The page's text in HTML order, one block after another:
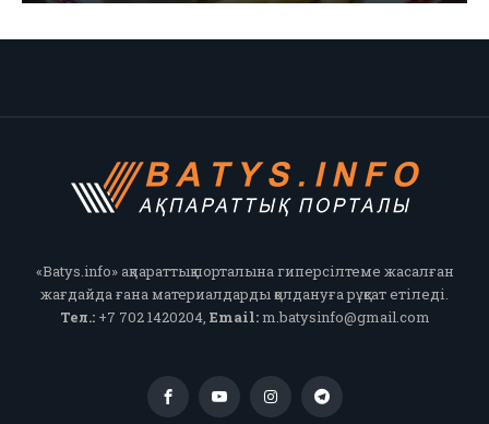
«Batys.info» ақпараттық порталына гиперсілтеме жасалған
жағдайда ғана материалдарды қолдануға рұқсат етіледі.
Тел.:+7 702 1420204, Email:m.batysinfo@gmail.com